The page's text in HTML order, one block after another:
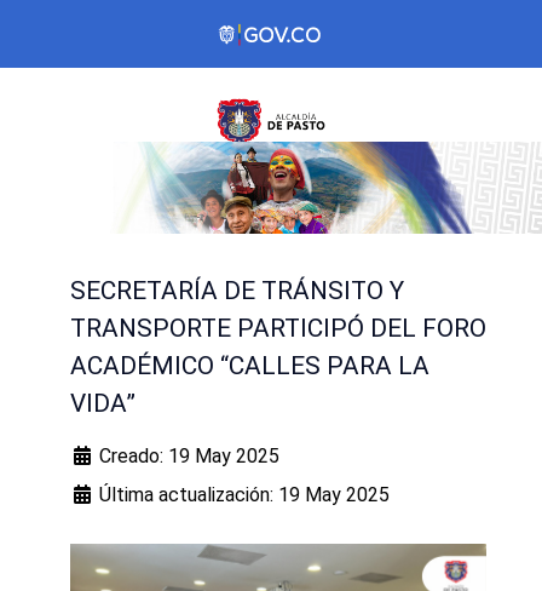
SECRETARÍA DE TRÁNSITO Y
TRANSPORTE PARTICIPÓ DEL FORO
ACADÉMICO “CALLES PARA LA
VIDA”
Creado: 19 May 2025
Última actualización: 19 May 2025